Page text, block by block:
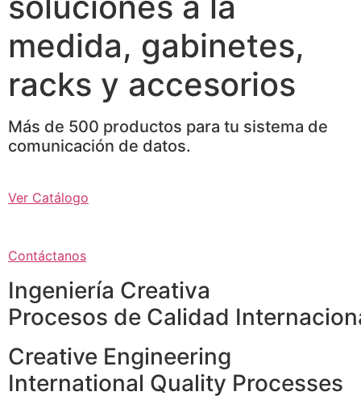
medida, gabinetes,
racks y accesorios
Más de 500 productos para tu sistema de
comunicación de datos.
Ver Catálogo
Contáctanos
Ingeniería Creativa
Procesos de Calidad
Creative Engineering
International Quality Processes